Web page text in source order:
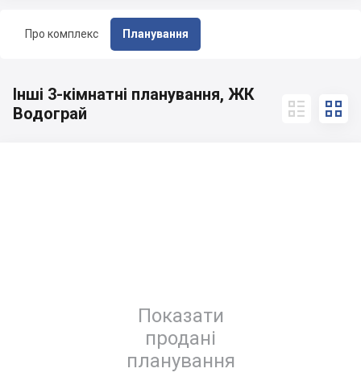
Про комплекс Планування
Інші 3-кімнатні планування, ЖК
Водограй
 
Показати
продані
планування